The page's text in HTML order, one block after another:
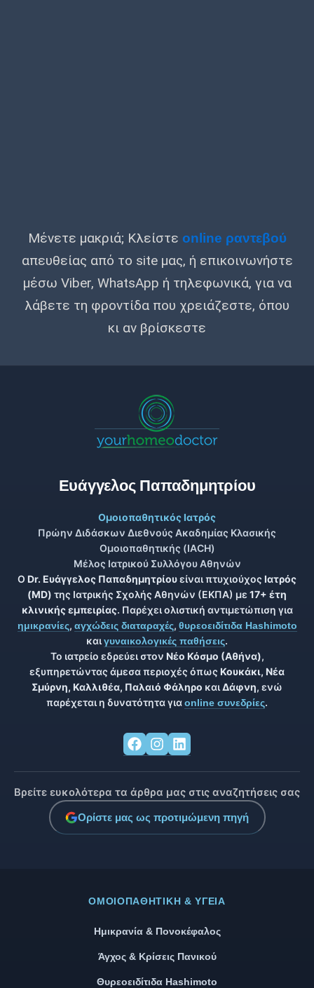
Μένετε μακριά; Κλείστε online ραντεβού
απευθείας από το site μας, ή επικοινωνήστε
μέσω Viber, WhatsApp ή τηλεφωνικά, για να
λάβετε τη φροντίδα που χρειάζεστε, όπου
κι αν βρίσκεστε
Ευάγγελος Παπαδημητρίου
Ομοιοπαθητικός Ιατρός
Πρώην Διδάσκων Διεθνούς Ακαδημίας Κλασικής
Ομοιοπαθητικής (IACH)
Μέλος Ιατρικού Συλλόγου Αθηνών
Ο Dr. Ευάγγελος Παπαδημητρίουείναι πτυχιούχος Ιατρός
(MD) της Ιατρικής Σχολής Αθηνών (ΕΚΠΑ) με 17+ έτη
κλινικής εμπειρίας. Παρέχει ολιστική αντιμετώπιση για
ημικρανίες, αγχώδεις διαταραχές, θυρεοειδίτιδα Hashimoto
καιγυναικολογικές παθήσεις.
Το ιατρείο εδρεύει στον Νέο Κόσμο (Αθήνα),
εξυπηρετώντας άμεσα περιοχές όπως Κουκάκι, Νέα
Σμύρνη, Καλλιθέα, Παλαιό Φάληρο καιΔάφνη, ενώ
παρέχεται η δυνατότητα γιαonline συνεδρίες.
Βρείτε ευκολότερα τα άρθρα μας στις αναζητήσεις σας
Ορίστε μας ως προτιμώμενη πηγή
ΟΜΟΙΟΠΑΘΗΤΙΚΉ & ΥΓΕΊΑ
Ημικρανία & Πονοκέφαλος
Άγχος & Κρίσεις Πανικού
Θυρεοειδίτιδα Hashimoto